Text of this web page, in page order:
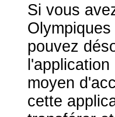
Si vous
pouvez
moyen
cette